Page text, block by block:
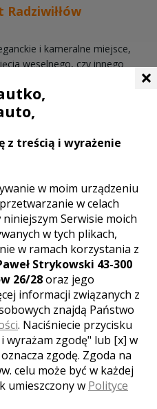
Radziwiłłów
i kameralne miejsce,
weselnego, czy innego
...
×
z treścią i wyrażenie
w moim urządzeniu
w celach
Serwisie moich
w tych plikach,
w ramach korzystania z
Strykowski 43-300
26/28oraz jego
informacji związanych z
znajdą Państwo
. Naciśniecie przycisku
wyrażam zgodę" lub [x] w
zgodę. Zgoda na
celu może być w każdej
umieszczony w Polityce